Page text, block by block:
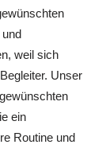
weil sich
Unser
ein
Routine und